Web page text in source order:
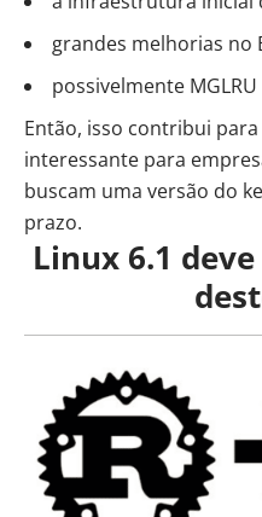
grandes melhorias no
possivelmente
Então, isso contribui para
interessante para
buscam uma versão do
prazo.
Linux 6.1